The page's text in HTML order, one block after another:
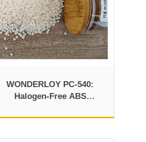
WONDERLOY PC-540:
Halogen-Free ABS